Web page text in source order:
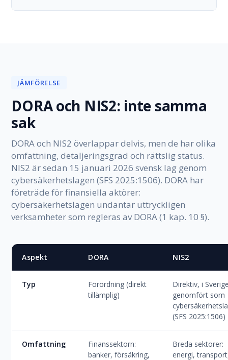
JÄMFÖRELSE
DORA och NIS2: inte samma
sak
DORA och NIS2 överlappar delvis, men de har olika
omfattning, detaljeringsgrad och rättslig status.
NIS2 är sedan 15 januari 2026 svensk lag genom
cybersäkerhetslagen (SFS 2025:1506). DORA har
företräde för finansiella aktörer:
cybersäkerhetslagen undantar uttryckligen
verksamheter som regleras av DORA (1 kap. 10 §).
Aspekt DORA NIS2
Typ
Förordning (direkt
tillämplig)
Direktiv, i
genomfört som
(SFS 2025:1506)
Omfattning
Finanssektorn:
banker, försäkring,
Breda sektorer:
energi,